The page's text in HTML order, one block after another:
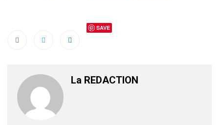
SAVE
La REDACTION